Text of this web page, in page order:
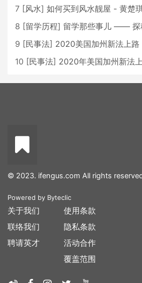
7 [风水] 如何买到风水靓屋 - 黄楚
8 [留学历程] 留学那些事儿 —— 探秘加州理工
9 [民事法] 2020美国加州新法上路
10 [民事法] 2020年美国加州新法上
© 2023. ifengus.com All rights
Powered by Byteclic
关于我们
联络我们
聘请英才
使用条款
隐私条款
活动合作
覆盖范围